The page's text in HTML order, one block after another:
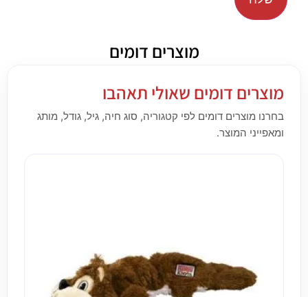
מוצרים דומים
מוצרים דומים שאולי תאהבו
בחרנו מוצרים דומים לפי קטגוריה, סוג חיה, גיל, גודל, מותג
ומאפייני המוצר.